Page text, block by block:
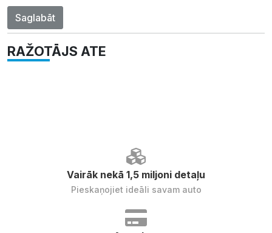
Saglabāt
RAŽOTĀJS ATE
Vairāk nekā 1,5 miljoni detaļu
Pieskaņojiet ideāli savam auto